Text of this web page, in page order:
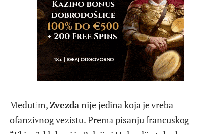
Međutim,Zvezdanije jedina koja je vreba
ofanzivnog vezistu. Prema pisanju francuskog